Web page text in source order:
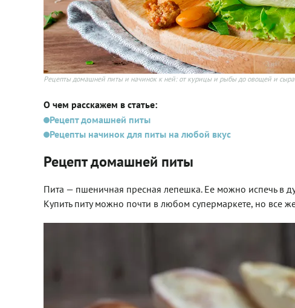
Рецепты домашней питы и начинок к ней: от курицы и рыбы до овощей и сыра
О чем расскажем в статье:
Рецепт домашней питы
Рецепты начинок для питы на любой вкус
Рецепт домашней питы
Пита — пшеничная пресная лепешка. Ее можно испечь в
Купить питу можно почти в любом супермаркете, но все